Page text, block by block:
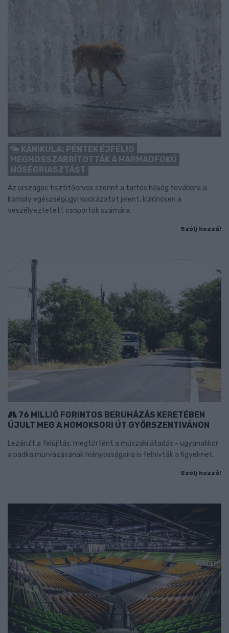
KÁNIKULA: PÉNTEK ÉJFÉLIG
MEGHOSSZABBÍTOTTÁK A HARMADFOKÚ
HŐSÉGRIASZTÁST
Az országos tisztifőorvos szerint a tartós hőség továbbra is
komoly egészségügyi kockázatot jelent, különösen a
veszélyeztetett csoportok számára.
Szólj hozzá!
76 MILLIÓ FORINTOS BERUHÁZÁS KERETÉBEN
ÚJULT MEG A HOMOKSORI ÚT GYŐRSZENTIVÁNON
Lezárult a felújítás, megtörtént a műszaki átadás - ugyanakkor
a padka murvázásának hiányosságaira is felhívták a figyelmet.
Szólj hozzá!